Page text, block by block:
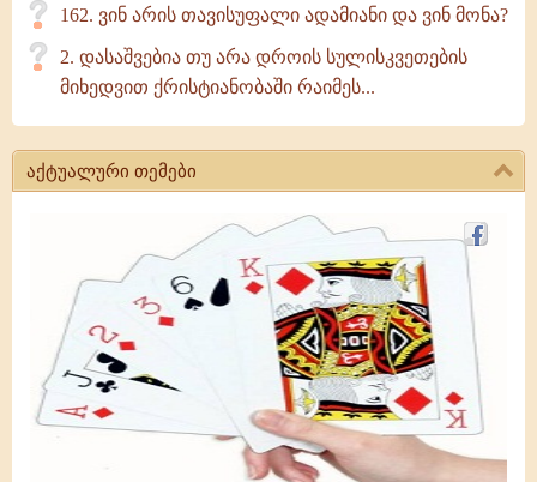
162. ვინ არის თავისუფალი ადამიანი და ვინ მონა?
2. დასაშვებია თუ არა დროის სულისკვეთების
მიხედვით ქრისტიანობაში რაიმეს...
აქტუალური თემები